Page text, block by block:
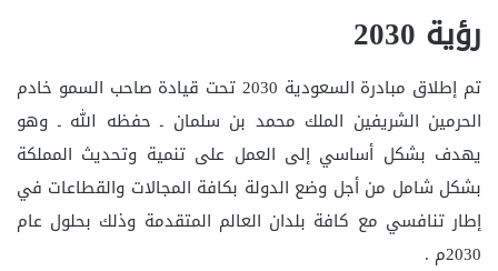
رؤية 2030
تم إطلاق مبادرة السعودية 2030 تحت قيادة صاحب السمو خادم
الحرمين الشريفين الملك محمد بن سلمان ـ حفظه الله ـ وهو
يهدف بشكل أساسي إلى العمل على تنمية وتحديث المملكة
بشكل شامل من أجل وضع الدولة بكافة المجالات والقطاعات في
إطار تنافسي مع كافة بلدان العالم المتقدمة وذلك بحلول عام
2030م .